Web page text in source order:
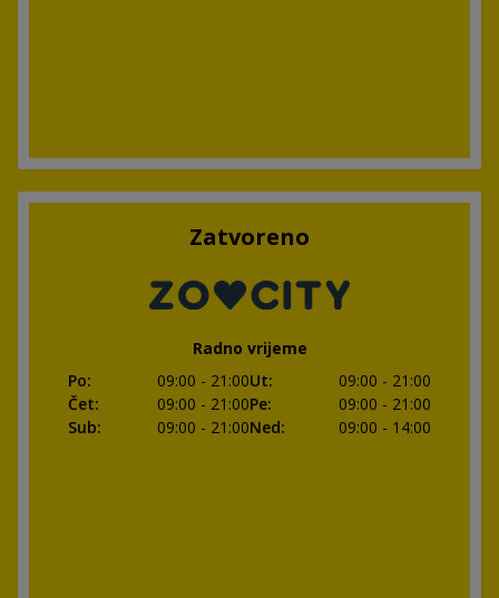
Zatvoreno
Radno vrijeme
Po: 09:00 - 21:00Ut: 09:00 - 21:00
Čet: 09:00 - 21:00Pe: 09:00 - 21:00
Sub: 09:00 - 21:00Ned: 09:00 - 14:00